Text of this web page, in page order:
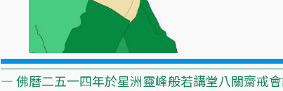
— 佛曆二五一四年於星洲靈峰般若講堂八關齋戒